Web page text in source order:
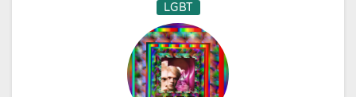
LGBT